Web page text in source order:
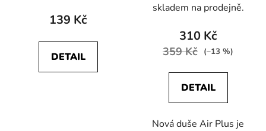
139 Kč
DETAIL
skladem na prodejně.
310 Kč
359 Kč (–13 %)
DETAIL
Nová duše Air Plus je